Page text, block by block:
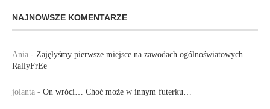
NAJNOWSZE KOMENTARZE
Ania - Zajęłyśmy pierwsze miejsce na zawodach ogólnoświatowych
RallyFrEe
jolanta - On wróci… Choć może w innym futerku…